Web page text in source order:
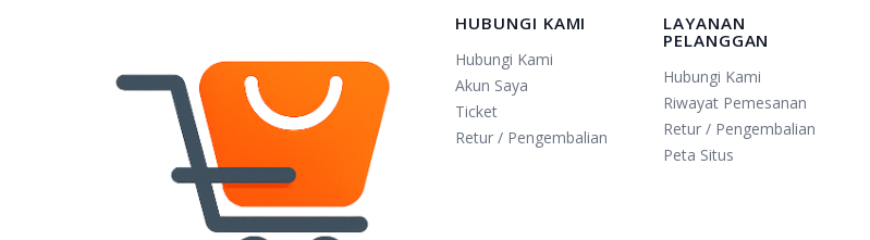
HUBUNGI KAMI
Hubungi Kami
Akun Saya
Ticket
Retur / Pengembalian
LAYANAN
PELANGGAN
Hubungi Kami
Riwayat Pemesanan
Retur / Pengembalian
Peta Situs